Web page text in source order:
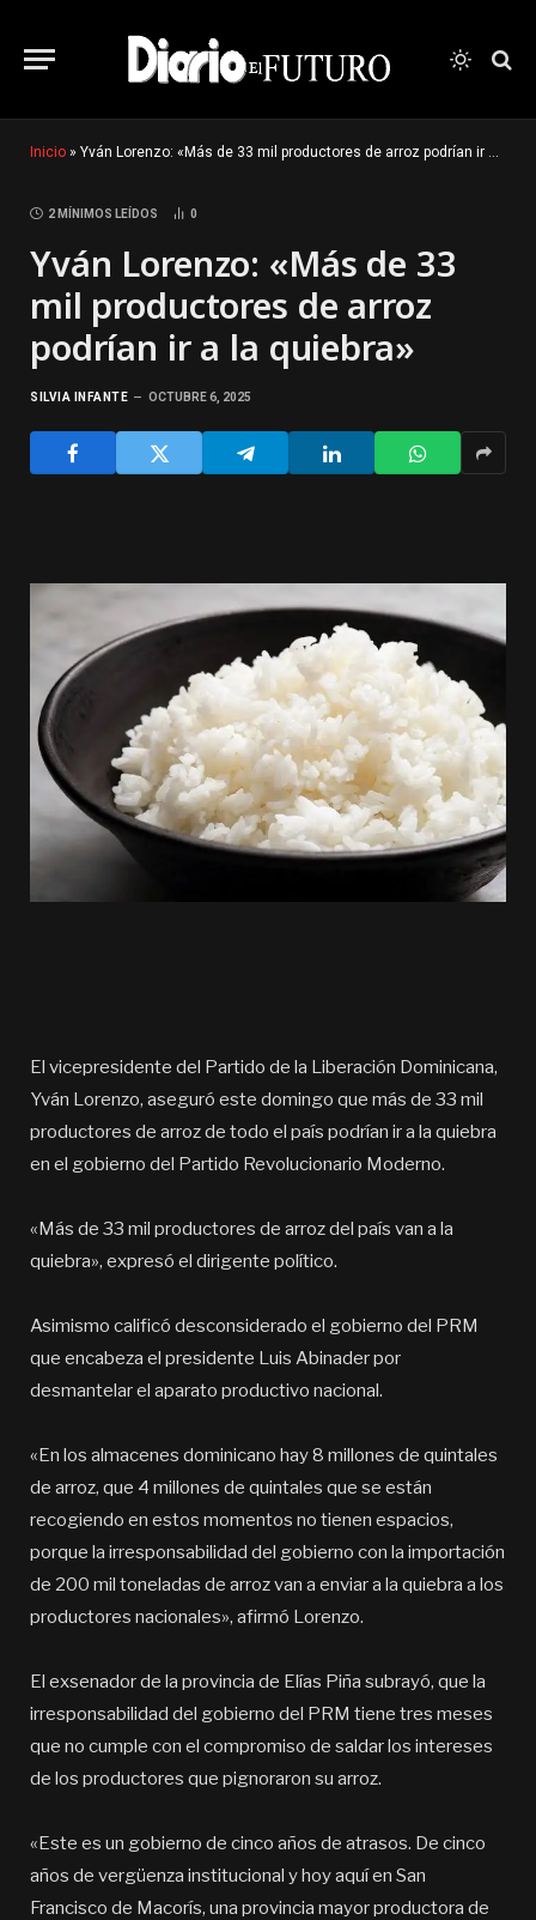
Inicio » Yván Lorenzo: «Más de 33 mil productores de arroz podrían ir a la quiebra»
2 MÍNIMOS LEÍDOS 0
Yván Lorenzo: «Más de 33
mil productores de arroz
podrían ir a la quiebra»
SILVIA INFANTE OCTUBRE 6, 2025
El vicepresidente del Partido de la Liberación Dominicana,
Yván Lorenzo, aseguró este domingo que más de 33 mil
productores de arroz de todo el país podrían ir a la quiebra
en el gobierno del Partido Revolucionario Moderno.
«Más de 33 mil productores de arroz del país van a la
quiebra», expresó el dirigente político.
Asimismo calificó desconsiderado el gobierno del PRM
que encabeza el presidente Luis Abinader por
desmantelar el aparato productivo nacional.
«En los almacenes dominicano hay 8 millones de quintales
de arroz, que 4 millones de quintales que se están
recogiendo en estos momentos no tienen espacios,
porque la irresponsabilidad del gobierno con la importación
de 200 mil toneladas de arroz van a enviar a la quiebra a los
productores nacionales», afirmó Lorenzo.
El exsenador de la provincia de Elías Piña subrayó, que la
irresponsabilidad del gobierno del PRM tiene tres meses
que no cumple con el compromiso de saldar los intereses
de los productores que pignoraron su arroz.
«Este es un gobierno de cinco años de atrasos. De cinco
años de vergüenza institucional y hoy aquí en San
Francisco de Macorís, una provincia mayor productora de